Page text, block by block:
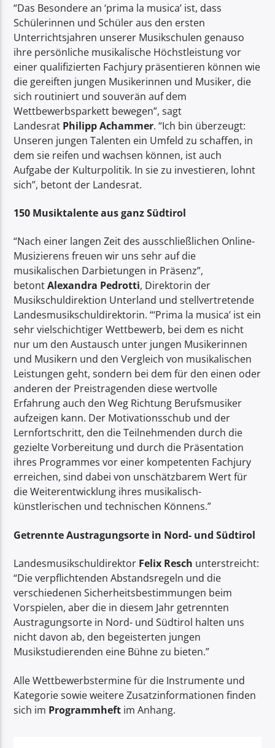
“Das Besondere an ‘prima la musica’ ist, dass
Schülerinnen und Schüler aus den ersten
Unterrichtsjahren unserer Musikschulen genauso
ihre persönliche musikalische Höchstleistung vor
einer qualifizierten Fachjury präsentieren können wie
die gereiften jungen Musikerinnen und Musiker, die
sich routiniert und souverän auf dem
Wettbewerbsparkett bewegen”, sagt
Landesrat Philipp Achammer. “Ich bin überzeugt:
Unseren jungen Talenten ein Umfeld zu schaffen, in
dem sie reifen und wachsen können, ist auch
Aufgabe der Kulturpolitik. In sie zu investieren, lohnt
sich”, betont der Landesrat.
150 Musiktalente aus ganz Südtirol
“Nach einer langen Zeit des ausschließlichen Online-
Musizierens freuen wir uns sehr auf die
musikalischen Darbietungen in Präsenz”,
betontAlexandra Pedrotti, Direktorin der
Musikschuldirektion Unterland und stellvertretende
Landesmusikschuldirektorin. “‘Prima la musica’ ist ein
sehr vielschichtiger Wettbewerb, bei dem es nicht
nur um den Austausch unter jungen Musikerinnen
und Musikern und den Vergleich von musikalischen
Leistungen geht, sondern bei dem für den einen oder
anderen der Preistragenden diese wertvolle
Erfahrung auch den Weg Richtung Berufsmusiker
aufzeigen kann. Der Motivationsschub und der
Lernfortschritt, den die Teilnehmenden durch die
gezielte Vorbereitung und durch die Präsentation
ihres Programmes vor einer kompetenten Fachjury
erreichen, sind dabei von unschätzbarem Wert für
die Weiterentwicklung ihres musikalisch-
künstlerischen und technischen Könnens.”
Getrennte Austragungsorte in Nord- und Südtirol
Landesmusikschuldirektor Felix Resch unterstreicht:
“Die verpflichtenden Abstandsregeln und die
verschiedenen Sicherheitsbestimmungen beim
Vorspielen, aber die in diesem Jahr getrennten
Austragungsorte in Nord- und Südtirol halten uns
nicht davon ab, den begeisterten jungen
Musikstudierenden eine Bühne zu bieten.”
Alle Wettbewerbstermine für die Instrumente und
Kategorie sowie weitere Zusatzinformationen finden
sich im Programmheft im Anhang.